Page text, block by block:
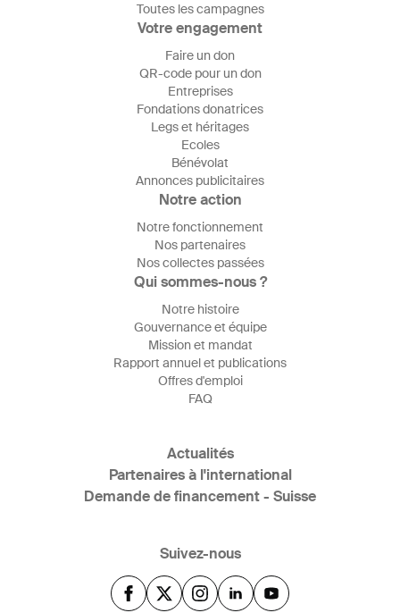
Toutes les campagnes
Votre engagement
Faire un don
QR-code pour un don
Entreprises
Fondations donatrices
Legs et héritages
Ecoles
Bénévolat
Annonces publicitaires
Notre action
Notre fonctionnement
Nos partenaires
Nos collectes passées
Qui sommes-nous ?
Notre histoire
Gouvernance et équipe
Mission et mandat
Rapport annuel et publications
Offres d'emploi
FAQ
Actualités
Partenaires à l'international
Demande de financement - Suisse
Suivez-nous